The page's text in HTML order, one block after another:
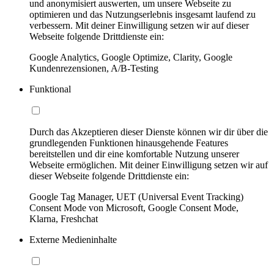
und anonymisiert auswerten, um unsere Webseite zu
optimieren und das Nutzungserlebnis insgesamt laufend zu
verbessern. Mit deiner Einwilligung setzen wir auf dieser
Webseite folgende Drittdienste ein:
Google Analytics, Google Optimize, Clarity, Google
Kundenrezensionen, A/B-Testing
Funktional
Durch das Akzeptieren dieser Dienste können wir dir über die
grundlegenden Funktionen hinausgehende Features
bereitstellen und dir eine komfortable Nutzung unserer
Webseite ermöglichen. Mit deiner Einwilligung setzen wir auf
dieser Webseite folgende Drittdienste ein:
Google Tag Manager, UET (Universal Event Tracking)
Consent Mode von Microsoft, Google Consent Mode,
Klarna, Freshchat
Externe Medieninhalte